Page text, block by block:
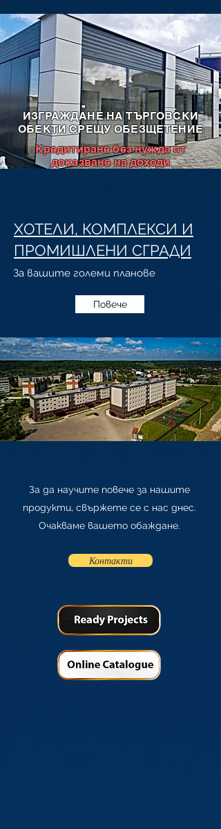
ИЗГРАЖДАНЕ НА ТЪРГОВСКИ
ОБЕКТИ СРЕЩУ ОБЕЗЩЕТЕНИЕ
Кредитиране без нужда от
доказване на доходи​​​
ХОТЕЛИ, КОМПЛЕКСИ И
ПРОМИШЛЕНИ СГРАДИ
За вашите големи планове
Повече
За да научите повече за нашите
продукти, свържете се с нас днес.
Очакваме вашето обаждане.
Контакти